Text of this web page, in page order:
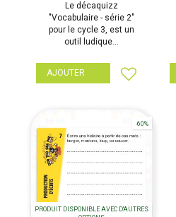
Le décaquizz
"Vocabulaire - série 2"
pour le cycle 3, est un
outil ludique...
AJOUTER
-60%
PRODUIT DISPONIBLE AVEC D'AUTRES